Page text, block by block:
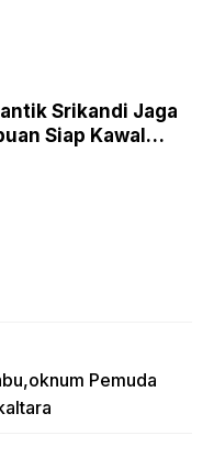
Srikandi Jaga
Siap Kawal
Pemuda